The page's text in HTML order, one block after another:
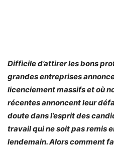
Difficile d’attirer les bons
grandes entreprises
licenciement massifs et où
récentes annoncent leur
doute dans l’esprit des
travail qui ne soit pas remis
lendemain. Alors comment